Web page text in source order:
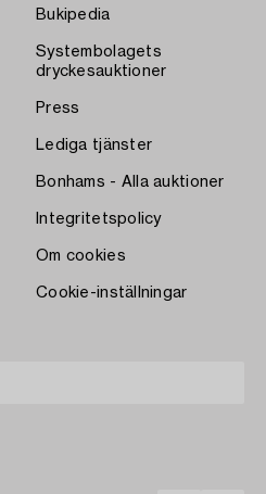
Bukipedia
Systembolagets
dryckesauktioner
Press
Lediga tjänster
Bonhams - Alla auktioner
Integritetspolicy
Om cookies
Cookie-inställningar